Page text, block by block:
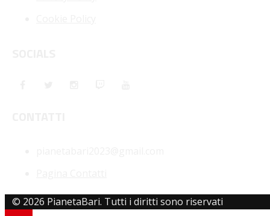
© 2026 PianetaBari. Tutti i diritti sono riservati